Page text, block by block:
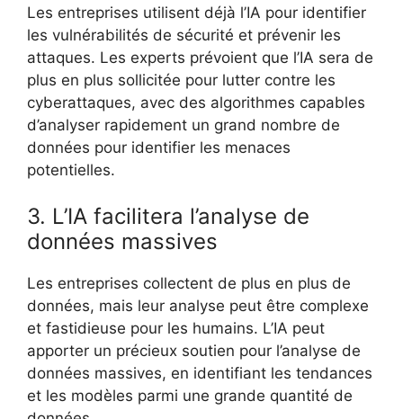
Les entreprises utilisent déjà l’IA pour identifier
les vulnérabilités de sécurité et prévenir les
attaques. Les experts prévoient que l’IA sera de
plus en plus sollicitée pour lutter contre les
cyberattaques, avec des algorithmes capables
d’analyser rapidement un grand nombre de
données pour identifier les menaces
potentielles.
3. L’IA facilitera l’analyse de
données massives
Les entreprises collectent de plus en plus de
données, mais leur analyse peut être complexe
et fastidieuse pour les humains. L’IA peut
apporter un précieux soutien pour l’analyse de
données massives, en identifiant les tendances
et les modèles parmi une grande quantité de